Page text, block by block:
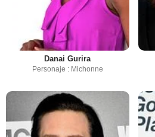
Danai Gurira
Personaje : Michonne